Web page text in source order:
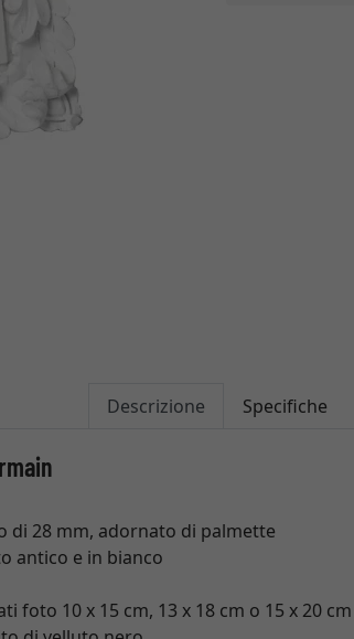
Descrizione Specifiche
di 28 mm, adornato di palmette
antico e in bianco
foto 10 x 15 cm, 13 x 18 cm o 15 x 20 cm